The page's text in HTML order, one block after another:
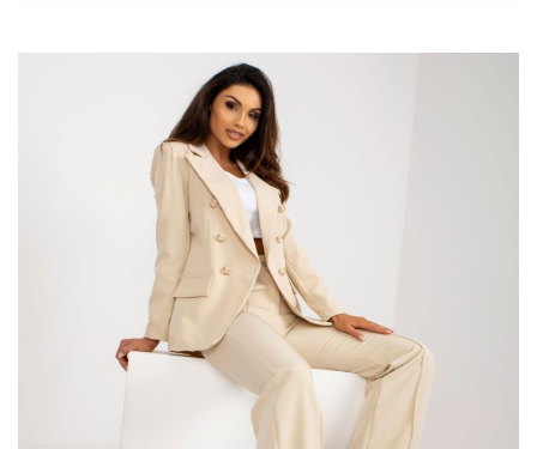
Niebieski kolor stylizacjach na lato –
w biurze?
Niebieski kolor w stylizacjach na lato
symbolem uczciwości i czystości! Dlatego bardzo chętnie
kobiety ubierają go do pracy! Posiada on wiele różnych odcieni,
z których z łatwością możesz stworzyć niesamowite
monochromatyczne outfity!
…